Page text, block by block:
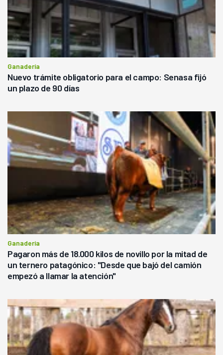
Ganadería
Nuevo trámite obligatorio para el campo: Senasa fijó
un plazo de 90 días
Ganadería
Pagaron más de 18.000 kilos de novillo por la mitad de
un ternero patagónico: "Desde que bajó del camión
empezó a llamar la atención"